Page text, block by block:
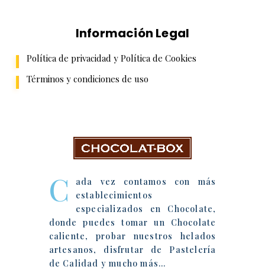
Información Legal
Política de privacidad y Política de Cookies
Términos y condiciones de uso
C
ada vez contamos con más
establecimientos
especializados en Chocolate,
donde puedes tomar un Chocolate
caliente, probar nuestros helados
artesanos, disfrutar de Pastelería
de Calidad y mucho más…